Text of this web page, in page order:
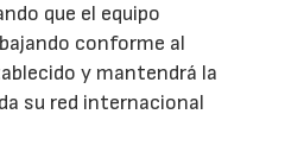
que el equipo
conforme al
y mantendrá la
su red internacional